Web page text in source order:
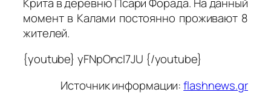
момент в Калами постоянно проживают 8
жителей.
{youtube} yFNpOncI7JU {/youtube}
Источник информации:flashnews.gr